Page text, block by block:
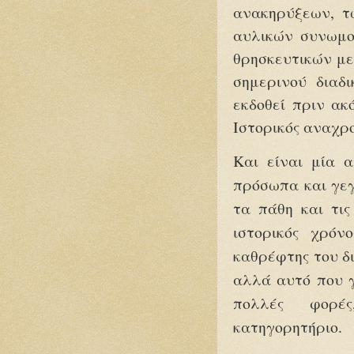
ανακηρύξεων,
αυλικών
θρησκευτικών
σημερινού
εκδοθεί πριν
Ιστορικός
Και είναι μία
πρόσωπα και
τα πάθη και
ιστορικός
καθρέφτης του
αλλά αυτό που
πολλές
κατηγορητήριο.